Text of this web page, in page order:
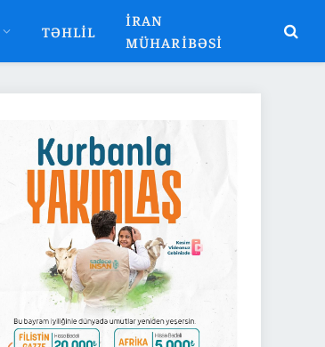
TƏHLIL
İRAN
MÜHARIBƏSI